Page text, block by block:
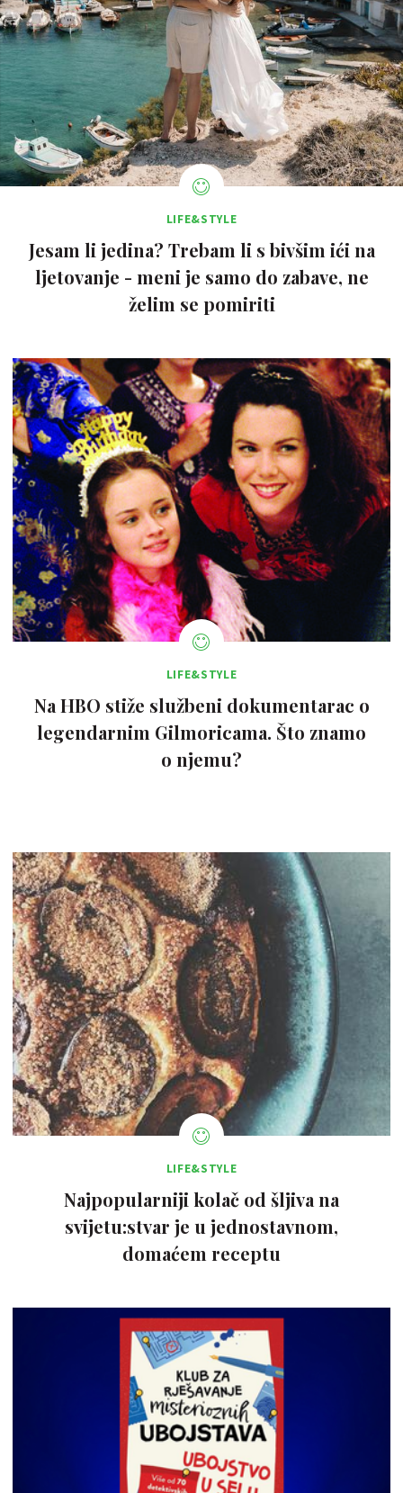
LIFE&STYLE
Jesam li jedina? Trebam li s bivšim ići na
ljetovanje - meni je samo do zabave, ne
želim se pomiriti
LIFE&STYLE
Na HBO stiže službeni dokumentarac o
legendarnim Gilmoricama. Što znamo
o njemu?
LIFE&STYLE
Najpopularniji kolač od šljiva na
svijetu:stvar je u jednostavnom,
domaćem receptu